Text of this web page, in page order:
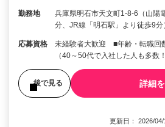
勤務地
兵庫県明石市天文町1-8-6（山陽
分、JR線「明石駅」より徒歩9
応募資格
未経験者大歓迎 ■年齢・転職回
（40～50代で入社した人も多
後で見る 詳細
更新日： 2026/